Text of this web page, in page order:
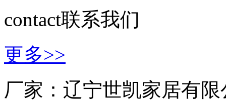
contact联系我们
更多>>
厂家：辽宁世凯家居有限